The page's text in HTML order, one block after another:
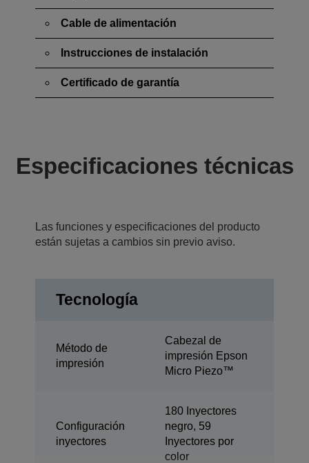
Cable de alimentación
Instrucciones de instalación
Certificado de garantía
Especificaciones técnicas
Las funciones y especificaciones del producto
están sujetas a cambios sin previo aviso.
Tecnología
Método de
impresión
Cabezal de
impresión Epson
Micro Piezo™
Configuración
inyectores
180 Inyectores
negro, 59
Inyectores por
color